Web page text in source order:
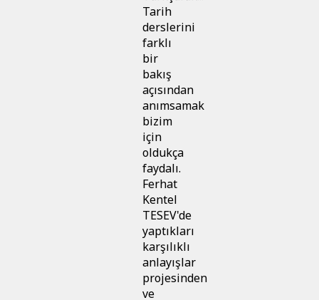
Tarih
derslerini
farklı
bir
bakış
açısından
anımsamak
bizim
için
oldukça
faydalı.
Ferhat
Kentel
TESEV'de
yaptıkları
karşılıklı
anlayışlar
projesinden
ve